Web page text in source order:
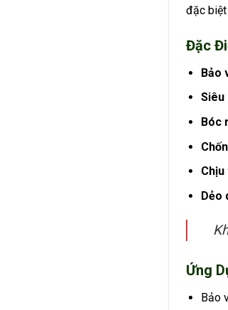
đặc biệt
Đặc
Bảo
Siêu
Bóc
Dẻo
Ứng
Bảo